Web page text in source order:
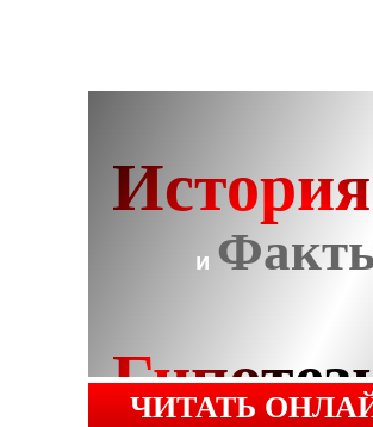
ЧИТАТЬ